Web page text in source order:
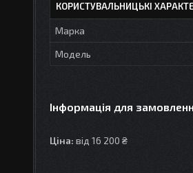
КОРИСТУВАЛЬНИЦЬКІ
Марка
Модель
Інформація для
Ціна: від 16 200 ₴